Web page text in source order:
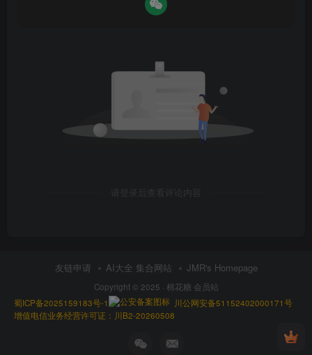
请登录后查看评论内容
友链申请 AI大全 集合网站 JMR's Homepage
Copyright © 2025 · 棉花糖 会员站
蜀ICP备2025159183号-1
川公网安备51152402000171号
增值电信业务经营许可证：川B2-20260508